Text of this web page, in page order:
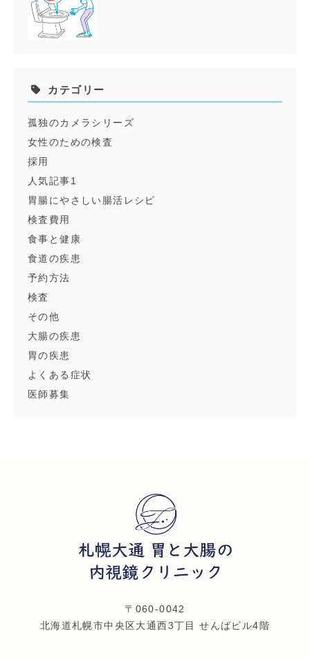
カテゴリー
孤独のカメラシリーズ
女性のための検査
採用
人気記事1
胃腸にやさしい腸活レシピ
検査費用
食事と健康
食道の疾患
予約方法
検査
その他
大腸の疾患
胃の疾患
よくある症状
医師募集
〒060-0042
北海道札幌市中央区大通西3丁目 せんばビル4階